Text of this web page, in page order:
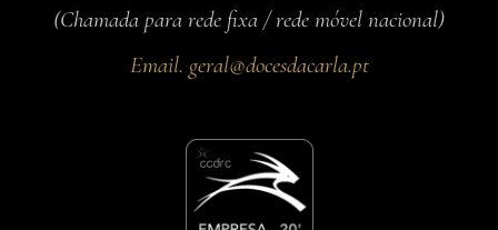
(Chamada para rede fixa / rede móvel nacional)
Email. geral@docesdacarla.pt